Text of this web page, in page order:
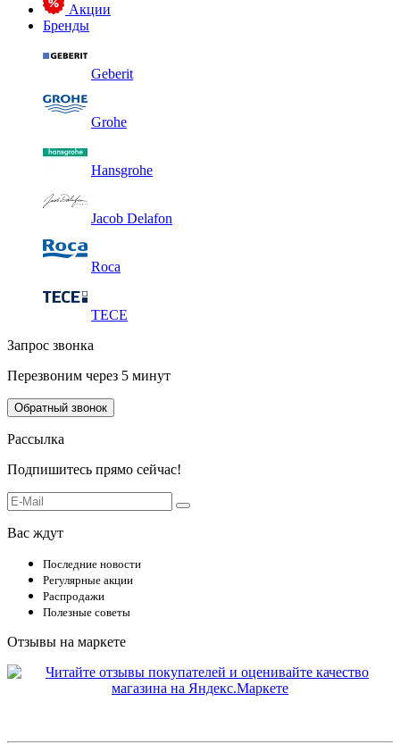
Акции
Бренды
Geberit
Grohe
Hansgrohe
Jacob Delafon
Roca
TECE
Запрос звонка
Перезвоним через 5 минут
Обратный звонок
Рассылка
Подпишитесь прямо сейчас!
Вас ждут
Последние новости
Регулярные акции
Распродажи
Полезные советы
Отзывы на маркете